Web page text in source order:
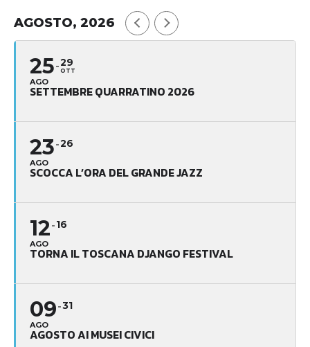
AGOSTO, 2026
25
AGO
29
OTT
SETTEMBRE QUARRATINO 2026
23
AGO
26
SCOCCA L’ORA DEL GRANDE JAZZ
12
AGO
16
TORNA IL TOSCANA DJANGO FESTIVAL
09
AGO
31
AGOSTO AI MUSEI CIVICI